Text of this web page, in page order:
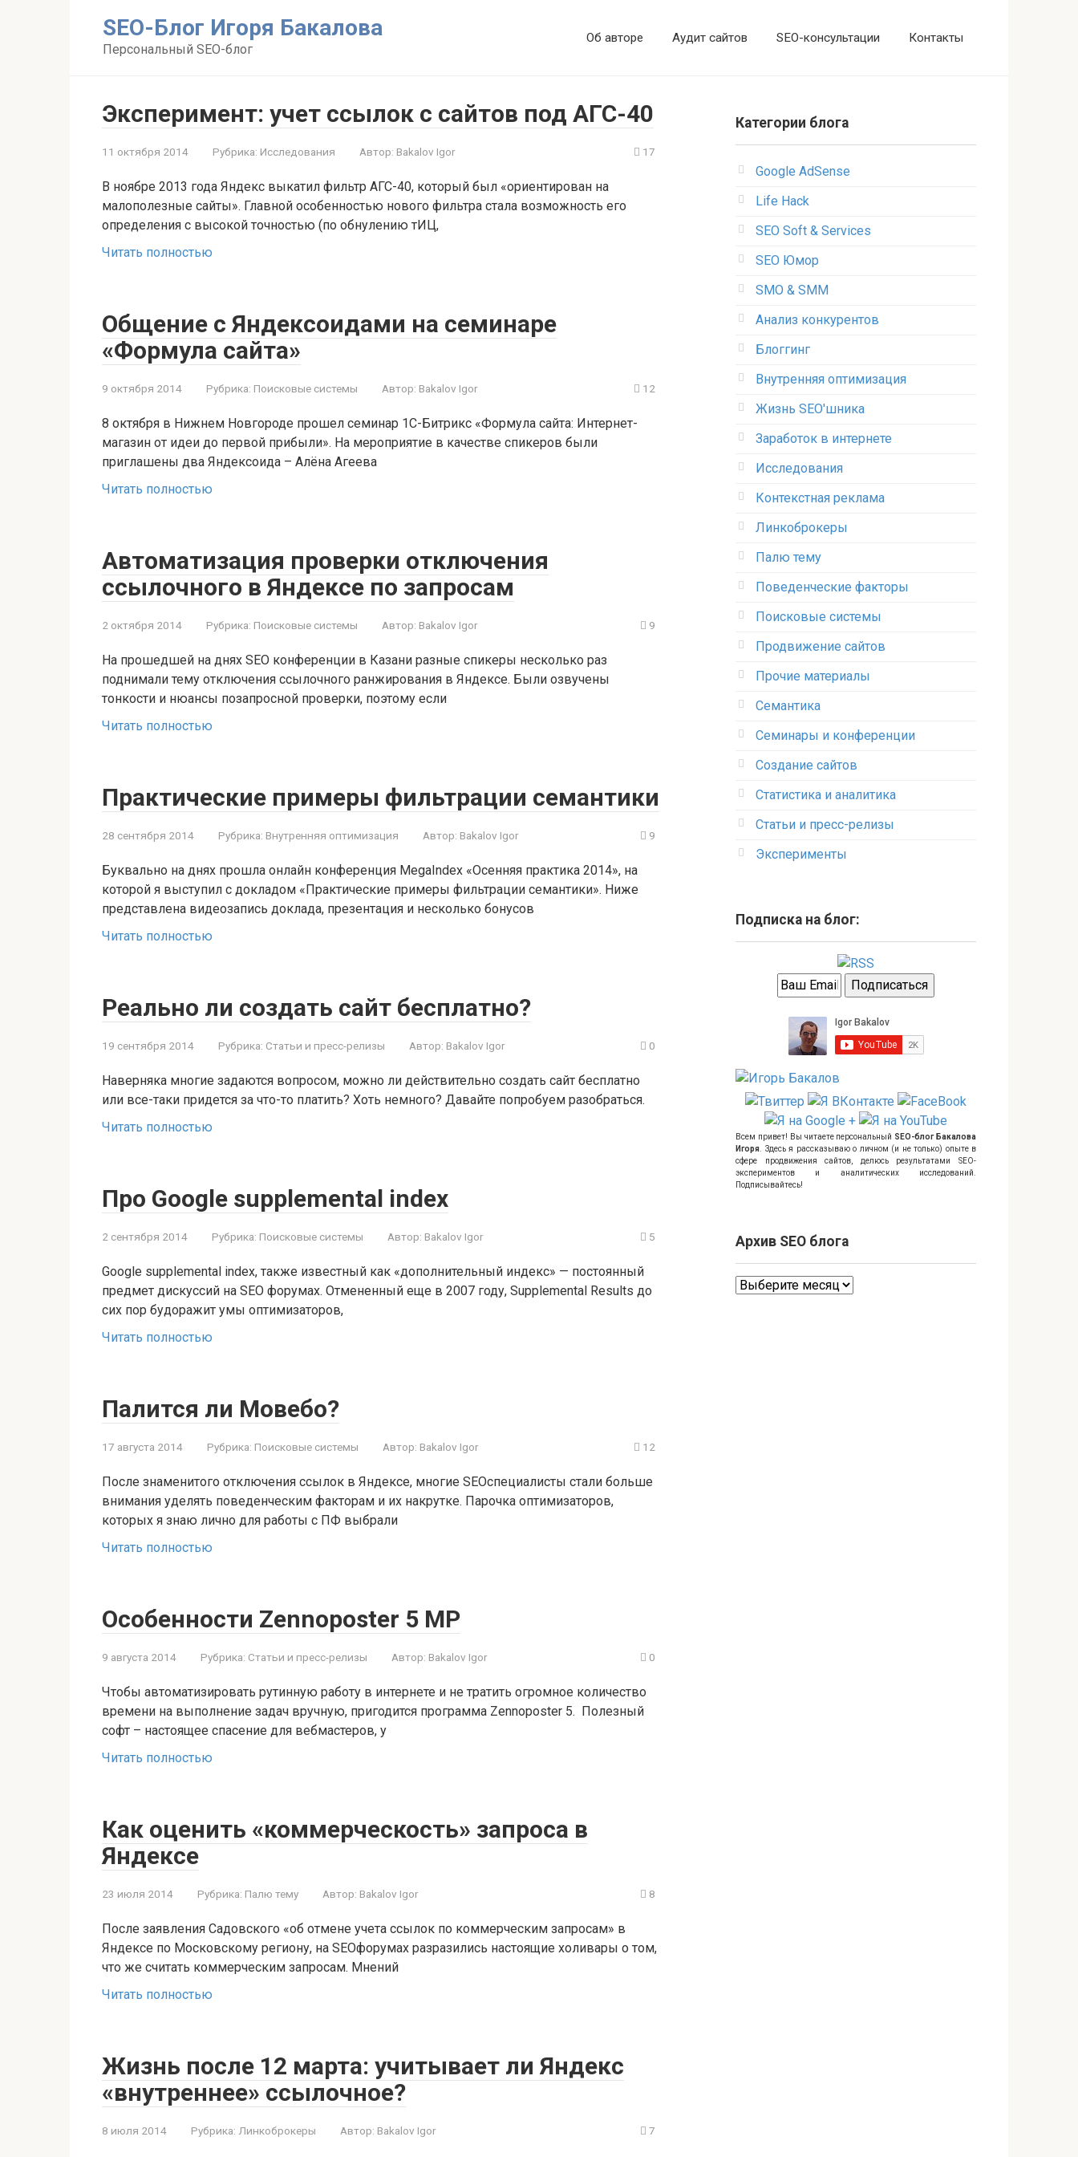
SEO-Блог Игоря Бакалова
Персональный SEO-блог
Об авторе Аудит сайтов SEO-консультации Контакты
Эксперимент: учет ссылок с сайтов под АГС-40
11 октября 2014 Рубрика: Исследования Автор: Bakalov Igor 17
В ноябре 2013 года Яндекс выкатил фильтр АГС-40, который был «ориентирован на
малополезные сайты». Главной особенностью нового фильтра стала возможность его
определения с высокой точностью (по обнулению тИЦ,
Читать полностью
Общение с Яндексоидами на семинаре
«Формула сайта»
9 октября 2014 Рубрика: Поисковые системы Автор: Bakalov Igor 12
8 октября в Нижнем Новгороде прошел семинар 1С-Битрикс «Формула сайта: Интернет-
магазин от идеи до первой прибыли». На мероприятие в качестве спикеров были
приглашены два Яндексоида – Алёна Агеева
Читать полностью
Автоматизация проверки отключения
ссылочного в Яндексе по запросам
2 октября 2014 Рубрика: Поисковые системы Автор: Bakalov Igor 9
На прошедшей на днях SEO конференции в Казани разные спикеры несколько раз
поднимали тему отключения ссылочного ранжирования в Яндексе. Были озвучены
тонкости и нюансы позапросной проверки, поэтому если
Читать полностью
Практические примеры фильтрации семантики
28 сентября 2014 Рубрика: Внутренняя оптимизация Автор: Bakalov Igor 9
Буквально на днях прошла онлайн конференция MegaIndex «Осенняя практика 2014», на
которой я выступил с докладом «Практические примеры фильтрации семантики». Ниже
представлена видеозапись доклада, презентация и несколько бонусов
Читать полностью
Реально ли создать сайт бесплатно?
19 сентября 2014 Рубрика: Статьи и пресс-релизы Автор: Bakalov Igor 0
Наверняка многие задаются вопросом, можно ли действительно создать сайт бесплатно
или все-таки придется за что-то платить? Хоть немного? Давайте попробуем разобраться.
Читать полностью
Про Google supplemental index
2 сентября 2014 Рубрика: Поисковые системы Автор: Bakalov Igor 5
Google supplemental index, также известный как «дополнительный индекс» — постоянный
предмет дискуссий на SEO форумах. Отмененный еще в 2007 году, Supplemental Results до
сих пор будоражит умы оптимизаторов,
Читать полностью
Палится ли Мовебо?
17 августа 2014 Рубрика: Поисковые системы Автор: Bakalov Igor 12
После знаменитого отключения ссылок в Яндексе, многие SEOспециалисты стали больше
внимания уделять поведенческим факторам и их накрутке. Парочка оптимизаторов,
которых я знаю лично для работы с ПФ выбрали
Читать полностью
Особенности Zennoposter 5 MP
9 августа 2014 Рубрика: Статьи и пресс-релизы Автор: Bakalov Igor 0
Чтобы автоматизировать рутинную работу в интернете и не тратить огромное количество
времени на выполнение задач вручную, пригодится программа Zennoposter 5. Полезный
софт – настоящее спасение для вебмастеров, у
Читать полностью
Как оценить «коммерческость» запроса в
Яндексе
23 июля 2014 Рубрика: Палю тему Автор: Bakalov Igor 8
После заявления Садовского «об отмене учета ссылок по коммерческим запросам» в
Яндексе по Московскому региону, на SEOфорумах разразились настоящие холивары о том,
что же считать коммерческим запросам. Мнений
Читать полностью
Жизнь после 12 марта: учитывает ли Яндекс
«внутреннее» ссылочное?
8 июля 2014 Рубрика: Линкоброкеры Автор: Bakalov Igor 7
Категории блога
Google AdSense
Life Hack
SEO Soft & Services
SEO Юмор
SMO & SMM
Анализ конкурентов
Блоггинг
Внутренняя оптимизация
Жизнь SEO'шника
Заработок в интернете
Исследования
Контекстная реклама
Линкоброкеры
Палю тему
Поведенческие факторы
Поисковые системы
Продвижение сайтов
Прочие материалы
Семантика
Семинары и конференции
Создание сайтов
Статистика и аналитика
Статьи и пресс-релизы
Эксперименты
Подписка на блог:
Всем привет! Вы читаете персональный SEO-блог Бакалова
Игоря . Здесь я рассказываю о личном (и не только) опыте в
сфере продвижения сайтов, делюсь результатами SEO-
экспериментов и аналитических исследований.
Подписывайтесь!
Архив SEO блога
Архив